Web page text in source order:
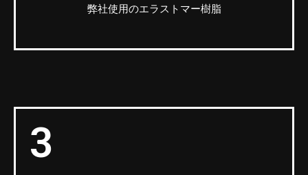
弊社使用のエラストマー樹脂
3